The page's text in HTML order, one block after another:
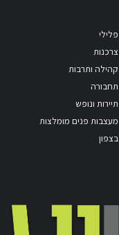
פלילי
צרכנות
קהילה ותרבות
תחבורה
תיירות ונופש
מעצבות פנים מומלצות
בצפון